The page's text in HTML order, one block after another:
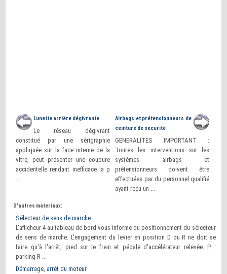
Lunette arrière dégivrante
Le réseau dégivrant
constitué par une sérigraphie
appliquée sur la face interne de la
vitre, peut présenter une coupure
accidentelle rendant inefficace la p
...
Airbags et prétensionneurs de
ceinture de sécurité
GENERALITES IMPORTANT :
Toutes les interventions sur les
systèmes airbags et
prétensionneurs doivent être
effectuées par du personnel qualifié
ayant reçu un ...
D'autres materiaux:
Sélecteur de sens de marche
L'afficheur 4 au tableau de bord vous informe du positionnement du sélecteur
de sens de marche. L'engagement du levier en position D ou R ne doit se
faire qu'à l'arrêt, pied sur le frein et pédale d'accélérateur relevée. P :
parking R ...
Démarrage, arrêt du moteur